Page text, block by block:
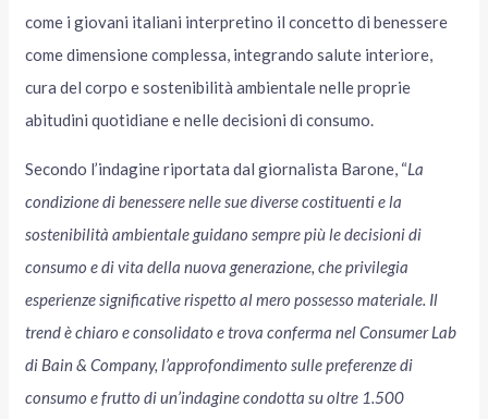
come i giovani italiani interpretino il concetto di benessere
come dimensione complessa, integrando salute interiore,
cura del corpo e sostenibilità ambientale nelle proprie
abitudini quotidiane e nelle decisioni di consumo.
Secondo l’indagine riportata dal giornalista Barone, “La
condizione di benessere nelle sue diverse costituenti e la
sostenibilità ambientale guidano sempre più le decisioni di
consumo e di vita della nuova generazione, che privilegia
esperienze significative rispetto al mero possesso materiale. Il
trend è chiaro e consolidato e trova conferma nel Consumer Lab
di Bain & Company, l’approfondimento sulle preferenze di
consumo e frutto di un’indagine condotta su oltre 1.500